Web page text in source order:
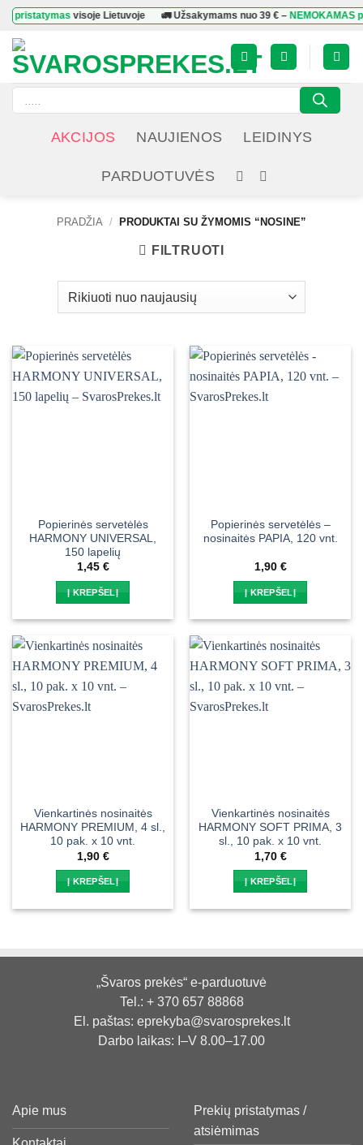
Skip
content
visoje Lietuvoje 🚛 Užsakymams nuo39 €–NEMOKAMAS
Products
search
AKCIJOS NAUJIENOS LEIDINYS
PARDUOTUVĖS
PRADŽIA / PRODUKTAI SU ŽYMOMIS “NOSINE”
FILTRUOTI
Popierinės servetėlės
HARMONY UNIVERSAL,
150 lapelių
1,45 €
Į KREPŠELĮ
Popierinės servetėlės –
nosinaitės PAPIA, 120 vnt.
1,90 €
Į KREPŠELĮ
Vienkartinės nosinaitės
HARMONY PREMIUM, 4 sl.,
10 pak. x 10 vnt.
1,90 €
Į KREPŠELĮ
Vienkartinės nosinaitės
HARMONY SOFT PRIMA, 3
sl., 10 pak. x 10 vnt.
1,70 €
Į KREPŠELĮ
„Švaros prekės“ e-parduotuvė
Tel.: + 370 657 88868
El. paštas: eprekyba@svarosprekes.lt
Darbo laikas: I–V 8.00–17.00
Apie mus
Prekių pristatymas /
atsiėmimas